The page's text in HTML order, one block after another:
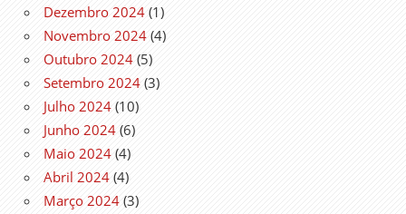
Dezembro 2024 (1)
Novembro 2024 (4)
Outubro 2024 (5)
Setembro 2024 (3)
Julho 2024 (10)
Junho 2024 (6)
Maio 2024 (4)
Abril 2024 (4)
Março 2024 (3)